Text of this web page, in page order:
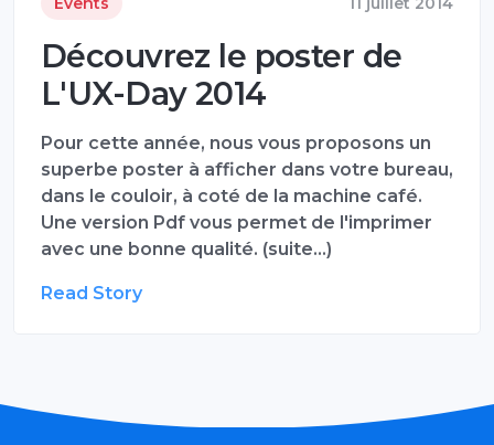
Découvrez le poster de
L'UX-Day 2014
Pour cette année, nous vous proposons un
superbe poster à afficher dans votre bureau,
dans le couloir, à coté de la machine café.
Une version Pdf vous permet de l'imprimer
avec une bonne qualité. (suite…)
Read Story